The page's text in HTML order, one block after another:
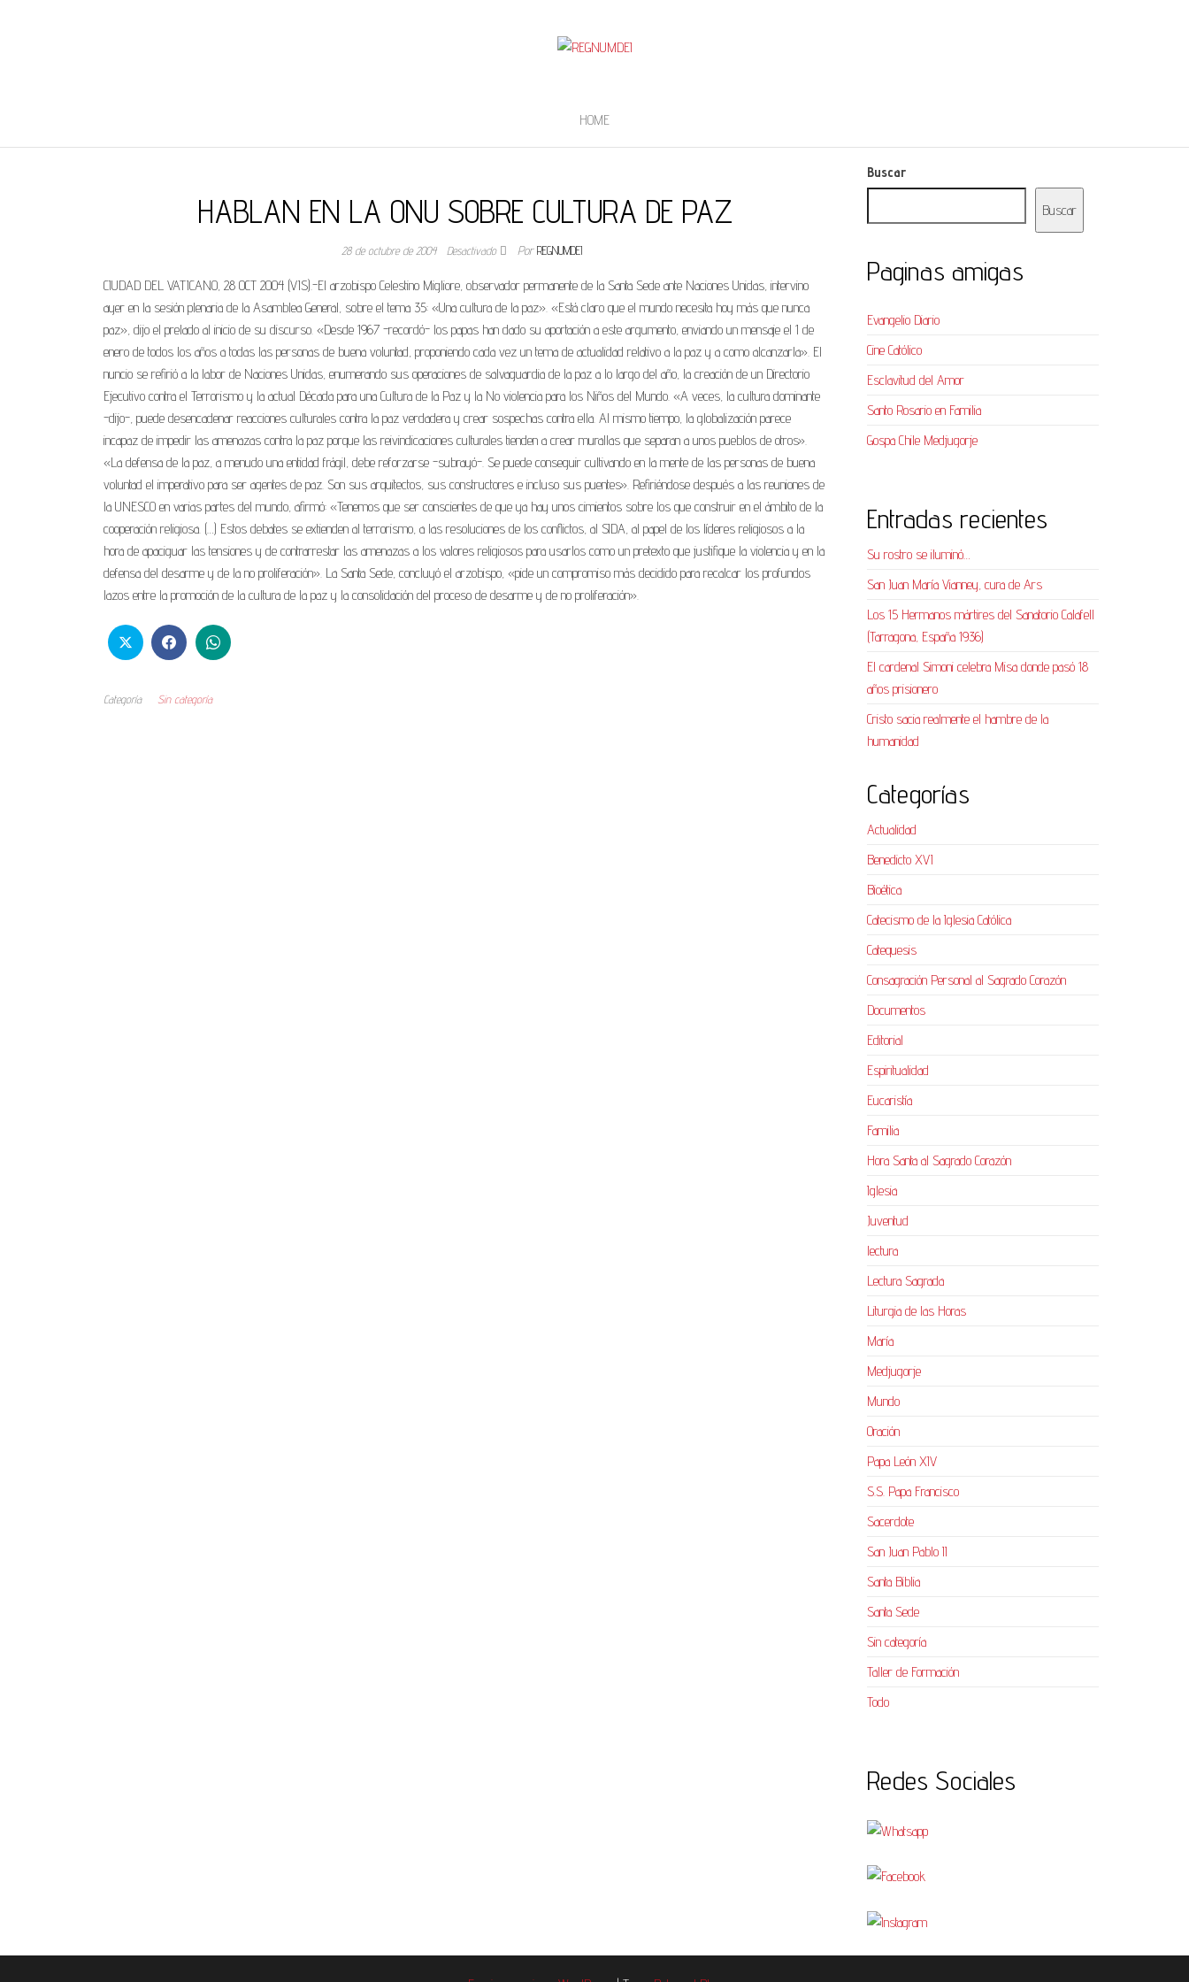
HOME
HABLAN EN LA ONU SOBRE CULTURA DE PAZ
28 de octubre de 2004 Desactivado Por REGNUMDEI
CIUDAD DEL VATICANO, 28 OCT 2004 (VIS).-El arzobispo Celestino Migliore, observador permanente de la Santa Sede ante Naciones Unidas, intervino
ayer en la sesión plenaria de la Asamblea General, sobre el tema 35: «Una cultura de la paz». «Está claro que el mundo necesita hoy más que nunca
paz», dijo el prelado al inicio de su discurso. «Desde 1967 -recordó- los papas han dado su aportación a este argumento, enviando un mensaje el 1 de
enero de todos los años a todas las personas de buena voluntad, proponiendo cada vez un tema de actualidad relativo a la paz y a como alcanzarla». El
nuncio se refirió a la labor de Naciones Unidas, enumerando sus operaciones de salvaguardia de la paz a lo largo del año, la creación de un Directorio
Ejecutivo contra el Terrorismo y la actual Década para una Cultura de la Paz y la No violencia para los Niños del Mundo. «A veces, la cultura dominante
-dijo-, puede desencadenar reacciones culturales contra la paz verdadera y crear sospechas contra ella. Al mismo tiempo, la globalización parece
incapaz de impedir las amenazas contra la paz porque las reivindicaciones culturales tienden a crear murallas que separan a unos pueblos de otros».
«La defensa de la paz, a menudo una entidad frágil, debe reforzarse -subrayó-. Se puede conseguir cultivando en la mente de las personas de buena
voluntad el imperativo para ser agentes de paz. Son sus arquitectos, sus constructores e incluso sus puentes». Refiriéndose después a las reuniones de
la UNESCO en varias partes del mundo, afirmó: «Tenemos que ser conscientes de que ya hay unos cimientos sobre los que construir en el ámbito de la
cooperación religiosa. (…) Estos debates se extienden al terrorismo, a las resoluciones de los conflictos, al SIDA, al papel de los líderes religiosos a la
hora de apaciguar las tensiones y de contrarrestar las amenazas a los valores religiosos para usarlos como un pretexto que justifique la violencia y en la
defensa del desarme y de la no proliferación». La Santa Sede, concluyó el arzobispo, «pide un compromiso más decidido para recalcar los profundos
lazos entre la promoción de la cultura de la paz y la consolidación del proceso de desarme y de no proliferación».
Categoría Sin categoría
Buscar
Buscar
Paginas amigas
Evangelio Diario
Cine Católico
Esclavitud del Amor
Santo Rosario en Familia
Gospa Chile Medjugorje
Entradas recientes
Su rostro se iluminó…
San Juan María Vianney, cura de Ars
Los 15 Hermanos mártires del Sanatorio Calafell
(Tarragona, España 1936)
El cardenal Simoni celebra Misa donde pasó 18
años prisionero
Cristo sacia realmente el hambre de la
humanidad
Categorías
Actualidad
Benedicto XVI
Bioética
Catecismo de la Iglesia Católica
Catequesis
Consagración Personal al Sagrado Corazón
Documentos
Editorial
Espiritualidad
Eucaristía
Familia
Hora Santa al Sagrado Corazón
Iglesia
Juventud
lectura
Lectura Sagrada
Liturgia de las Horas
María
Medjugorje
Mundo
Oración
Papa León XIV
S.S. Papa Francisco
Sacerdote
San Juan Pablo II
Santa Biblia
Santa Sede
Sin categoría
Taller de Formación
Todo
Redes Sociales